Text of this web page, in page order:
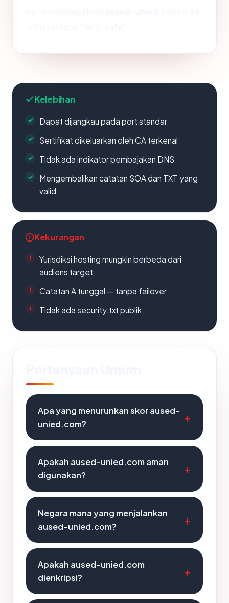
Kelebihan
Dapat dijangkau pada port standar
Sertifikat dikeluarkan oleh CA terkenal
Tidak ada indikator pembajakan DNS
Mengembalikan catatan SOA dan TXT yang
valid
Kekurangan
Yurisdiksi hosting mungkin berbeda dari
audiens target
Catatan A tunggal — tanpa failover
Tidak ada security.txt publik
Apa yang menurunkan skor aused-
unied.com?
Apakah aused-unied.com aman
digunakan?
Negara mana yang menjalankan
aused-unied.com?
Apakah aused-unied.com
dienkripsi?